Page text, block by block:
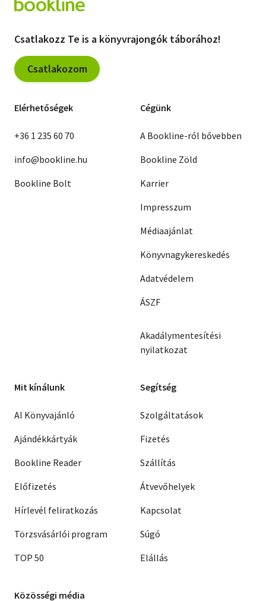
Csatlakozz Te is a könyvrajongók táborához!
Csatlakozom
Elérhetőségek
+36 1 235 60 70
info@bookline.hu
Bookline Bolt
Cégünk
A Bookline-ról bővebben
Bookline Zöld
Karrier
Impresszum
Médiaajánlat
Könyvnagykereskedés
Adatvédelem
ÁSZF
Akadálymentesítési
nyilatkozat
Mit kínálunk
AI Könyvajánló
Ajándékkártyák
Bookline Reader
Előfizetés
Hírlevél feliratkozás
Törzsvásárlói program
TOP 50
Segítség
Szolgáltatások
Fizetés
Szállítás
Átvevőhelyek
Kapcsolat
Súgó
Elállás
Közösségi média